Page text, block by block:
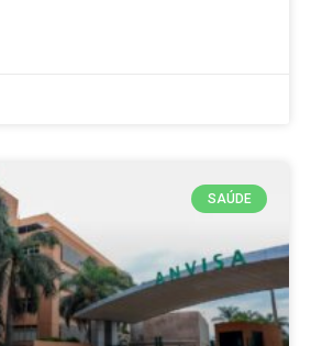
SAÚDE